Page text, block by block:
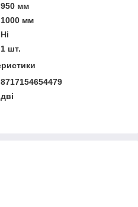
950 мм
1000 мм
Ні
1 шт.
8717154654479
дві